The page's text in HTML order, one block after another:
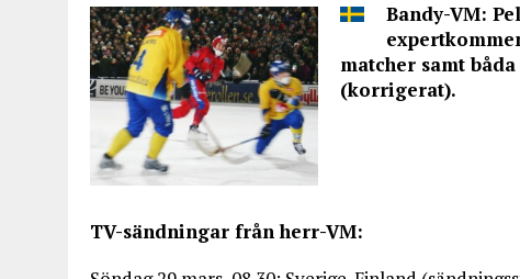
Bandy-VM:
matcher samt
(korrigerat).
TV-sändningar från herr-VM: